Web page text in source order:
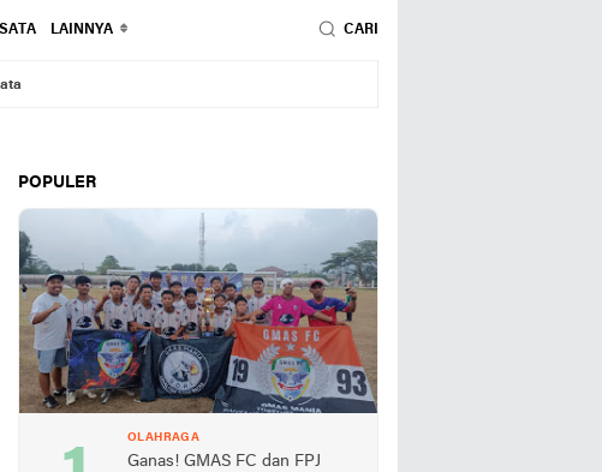
LAINNYA CARI
POPULER
OLAHRAGA
Ganas! GMAS FC dan FPJ